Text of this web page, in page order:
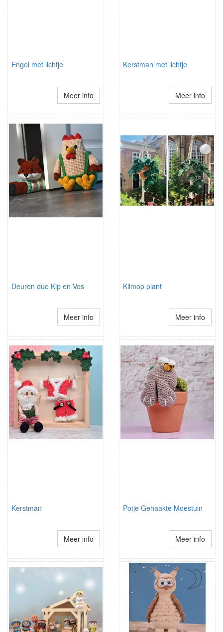
Engel met lichtje
Meer info
Kerstman met lichtje
Meer info
Deuren duo Kip en Vos
Meer info
Klimop plant
Meer info
Kerstman
Meer info
Potje Gehaakte Moestuin
Meer info